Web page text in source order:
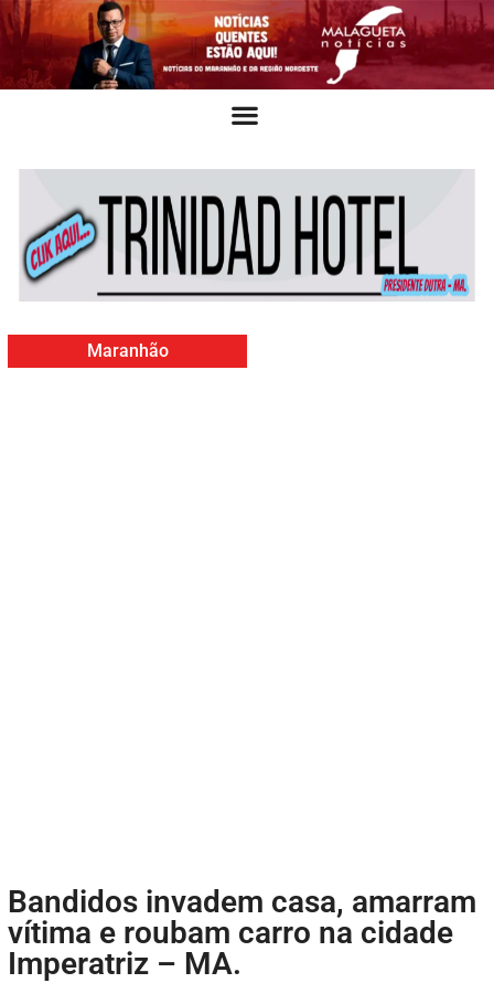
Maranhão
Bandidos invadem casa, amarram
vítima e roubam carro na cidade
Imperatriz – MA.